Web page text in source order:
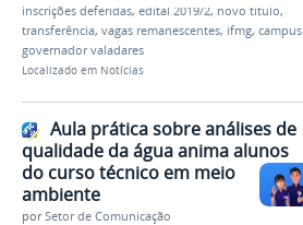
inscrições deferidas, edital 2019/2, novo título,
transferência, vagas remanescentes, ifmg, campus
governador valadares
Localizado em Notícias
Aula prática sobre análises de
qualidade da água anima alunos
do curso técnico em meio
ambiente
porSetor de Comunicação